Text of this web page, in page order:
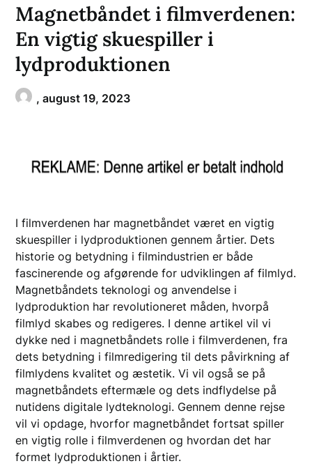
Magnetbåndet i filmverdenen:
En vigtig skuespiller i
lydproduktionen
,august 19, 2023
I filmverdenen har magnetbåndet været en vigtig
skuespiller i lydproduktionen gennem årtier. Dets
historie og betydning i filmindustrien er både
fascinerende og afgørende for udviklingen af filmlyd.
Magnetbåndets teknologi og anvendelse i
lydproduktion har revolutioneret måden, hvorpå
filmlyd skabes og redigeres. I denne artikel vil vi
dykke ned i magnetbåndets rolle i filmverdenen, fra
dets betydning i filmredigering til dets påvirkning af
filmlydens kvalitet og æstetik. Vi vil også se på
magnetbåndets eftermæle og dets indflydelse på
nutidens digitale lydteknologi. Gennem denne rejse
vil vi opdage, hvorfor magnetbåndet fortsat spiller
en vigtig rolle i filmverdenen og hvordan det har
formet lydproduktionen i årtier.